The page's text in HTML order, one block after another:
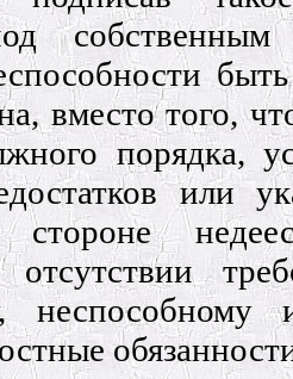
вместо того,
порядка,
или
стороне
неспособному